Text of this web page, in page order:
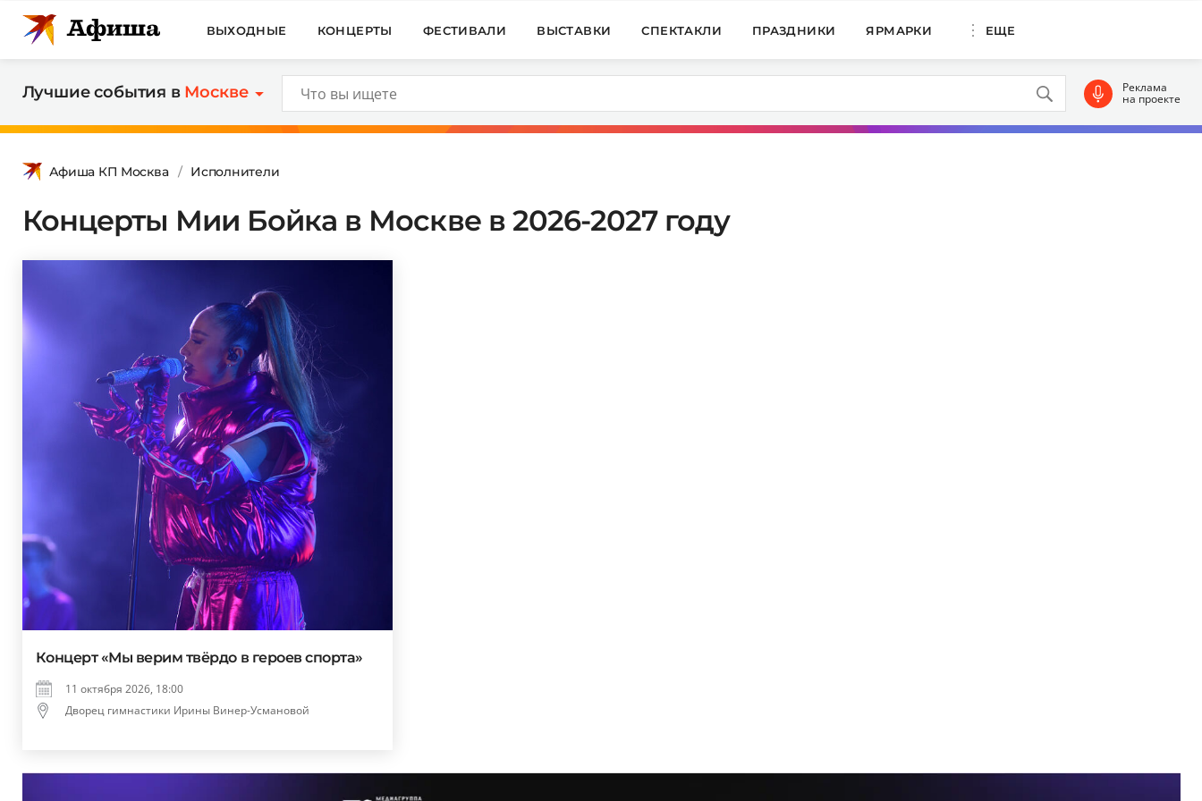
ВЫХОДНЫЕ КОНЦЕРТЫ ФЕСТИВАЛИ ВЫСТАВКИ СПЕКТАКЛИ ПРАЗДНИКИ ЯРМАРКИ ЕЩЕ
Лучшие события в Москве Реклама
на проекте
Афиша КП Москва Исполнители
Концерты Мии Бойка в Москве в 2026-2027 году
Концерт «Мы верим твёрдо в героев спорта»
11 октября 2026, 18:00
Дворец гимнастики Ирины Винер-Усмановой